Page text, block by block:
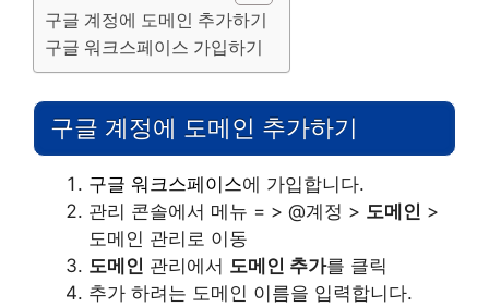
구글 계정에 도메인 추가하기
구글 워크스페이스 가입하기
구글 계정에 도메인 추가하기
구글 워크스페이스에 가입합니다.
관리 콘솔에서 메뉴 = > @계정 > 도메인 >
도메인 관리로 이동
도메인 관리에서 도메인 추가를 클릭
추가 하려는 도메인 이름을 입력합니다.